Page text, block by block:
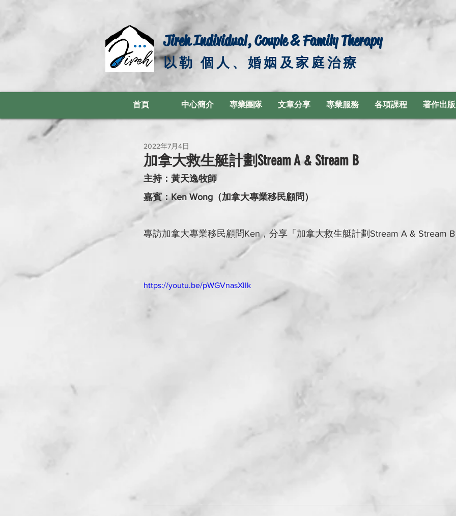
Jireh Individual, Couple & Family Therapy
以勒 個人、婚姻及家庭治療
首頁 中心簡介 專業團隊 文章分享 專業服務 各項課程 著作出版
加拿大救生艇計劃Stream A & Stream B
2022年7月4日
主持：黃天逸牧師
嘉賓：Ken Wong（加拿大專業移民顧問）
專訪加拿大專業移民顧問Ken，分享「加拿大救生艇計劃Stream A & Stream
https://youtu.be/pWGVnasXlIk